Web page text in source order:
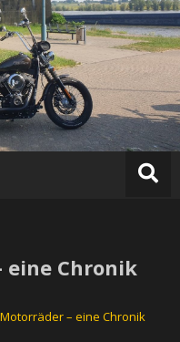
eine Chronik
– eine Chronik